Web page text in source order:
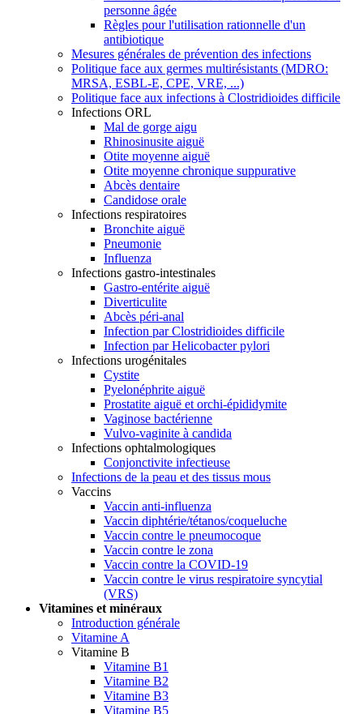
personne âgée
Règles pour l'utilisation rationnelle d'un
antibiotique
Mesures générales de prévention des infections
Politique face aux germes multirésistants (MDRO:
MRSA, ESBL-E, CPE, VRE, ...)
Politique face aux infections à Clostridioides difficile
Infections ORL
Mal de gorge aigu
Rhinosinusite aiguë
Otite moyenne aiguë
Otite moyenne chronique suppurative
Abcès dentaire
Candidose orale
Infections respiratoires
Bronchite aiguë
Pneumonie
Influenza
Infections gastro-intestinales
Gastro-entérite aiguë
Diverticulite
Abcès péri-anal
Infection par Clostridioides difficile
Infection par Helicobacter pylori
Infections urogénitales
Cystite
Pyelonéphrite aiguë
Prostatite aiguë et orchi-épididymite
Vaginose bactérienne
Vulvo-vaginite à candida
Infections ophtalmologiques
Conjonctivite infectieuse
Infections de la peau et des tissus mous
Vaccins
Vaccin anti-influenza
Vaccin diphtérie/tétanos/coqueluche
Vaccin contre le pneumocoque
Vaccin contre le zona
Vaccin contre la COVID-19
Vaccin contre le virus respiratoire syncytial
(VRS)
Vitamines et minéraux
Introduction générale
Vitamine A
Vitamine B
Vitamine B1
Vitamine B2
Vitamine B3
Vitamine B5